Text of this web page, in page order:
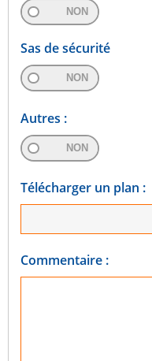
NON
Sas de sécurité
NON
Autres :
NON
Télécharger un plan :
Commentaire :